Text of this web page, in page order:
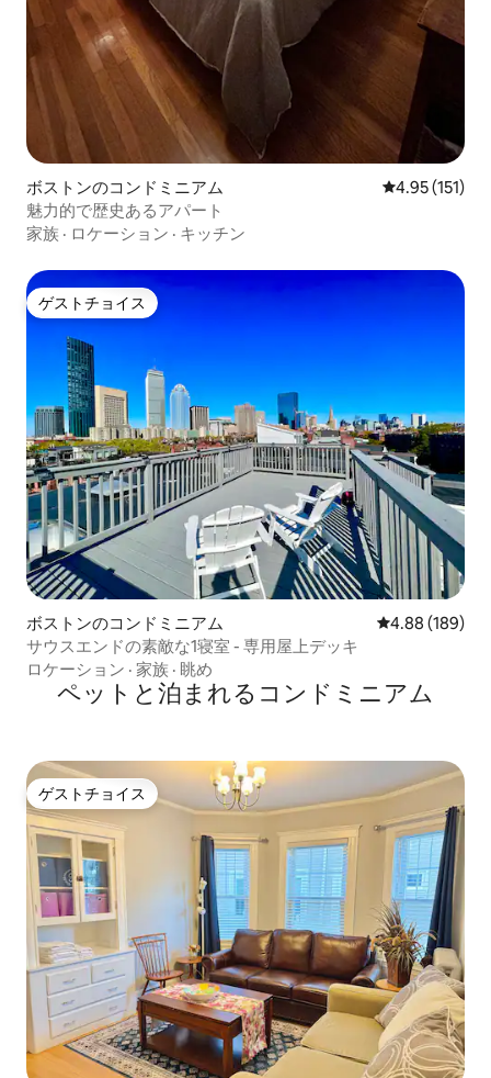
ボストンのコンドミニアム レビュー151
4.95 (151)
魅力的で歴史あるアパート
家族 · ロケーション · キッチン
ゲストチョイス
ゲストチョイス
ボストンのコンドミニアム レビュー189
4.88 (189)
サウスエンドの素敵な1寝室 - 専用屋上デッキ
ロケーション · 家族 · 眺め
ペットと泊まれるコンドミニアム
ゲストチョイス
ゲストチョイス